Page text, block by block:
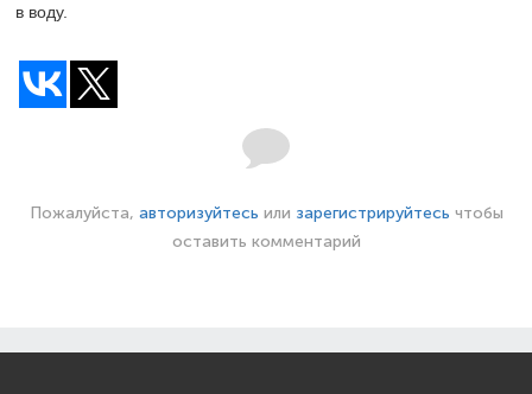
в воду.
Пожалуйста, авторизуйтесь или зарегистрируйтесь чтобы
оставить комментарий